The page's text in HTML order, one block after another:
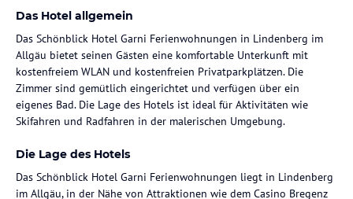
Das Hotel allgemein
Das Schönblick Hotel Garni Ferienwohnungen in Lindenberg im
Allgäu bietet seinen Gästen eine komfortable Unterkunft mit
kostenfreiem WLAN und kostenfreien Privatparkplätzen. Die
Zimmer sind gemütlich eingerichtet und verfügen über ein
eigenes Bad. Die Lage des Hotels ist ideal für Aktivitäten wie
Skifahren und Radfahren in der malerischen Umgebung.
Die Lage des Hotels
Das Schönblick Hotel Garni Ferienwohnungen liegt in Lindenberg
im Allgäu, in der Nähe von Attraktionen wie dem Casino Bregenz